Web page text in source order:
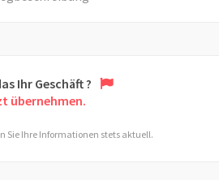
Ihr Geschäft ?
übernehmen.
Sie Ihre Informationen stets aktuell.